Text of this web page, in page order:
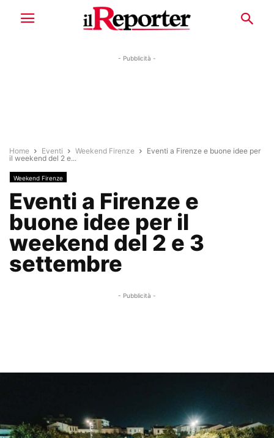
- Pubblicità -
Home Eventi Weekend Firenze
Eventi a Firenze e buone idee per
il weekend del 2 e...
Weekend Firenze
Eventi a Firenze e
buone idee per il
weekend del 2 e 3
settembre
- Pubblicità -